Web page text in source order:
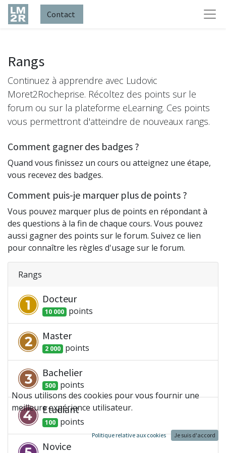
Contact
Rangs
Continuez à apprendre avec Ludovic
Moret2Rocheprise. Récoltez des points sur le
forum ou sur la plateforme eLearning. Ces points
vous permettront d'atteindre de nouveaux rangs.
Comment gagner des badges ?
Quand vous finissez un cours ou atteignez une étape,
vous recevez des badges.
Comment puis-je marquer plus de points ?
Vous pouvez marquer plus de points en répondant à
des questions à la fin de chaque cours. Vous pouvez
aussi gagner des points sur le forum. Suivez ce lien
pour connaître les règles d'usage sur le forum.
Rangs
Docteur
10 000 points
Master
2 000 points
Bachelier
500 points
Etudiant
100 points
Novice
Nous utilisons des cookies pour vous fournir une
meilleure expérience utilisateur.
Politique relative aux cookies Je suis d'accord